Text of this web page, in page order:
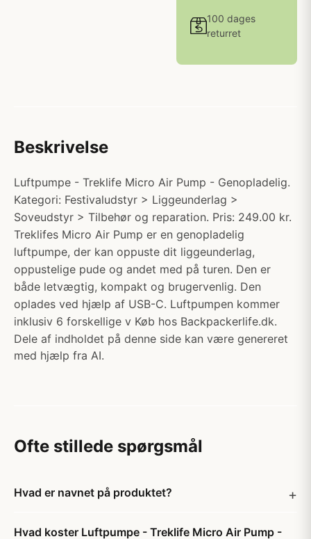
100 dages
returret
Beskrivelse
Luftpumpe - Treklife Micro Air Pump - Genopladelig.
Kategori: Festivaludstyr > Liggeunderlag >
Soveudstyr > Tilbehør og reparation. Pris: 249.00 kr.
Treklifes Micro Air Pump er en genopladelig
luftpumpe, der kan oppuste dit liggeunderlag,
oppustelige pude og andet med på turen. Den er
både letvægtig, kompakt og brugervenlig. Den
oplades ved hjælp af USB-C. Luftpumpen kommer
inklusiv 6 forskellige v Køb hos Backpackerlife.dk.
Dele af indholdet på denne side kan være genereret
med hjælp fra AI.
Ofte stillede spørgsmål
Hvad er navnet på produktet?
Hvad koster Luftpumpe - Treklife Micro Air Pump -